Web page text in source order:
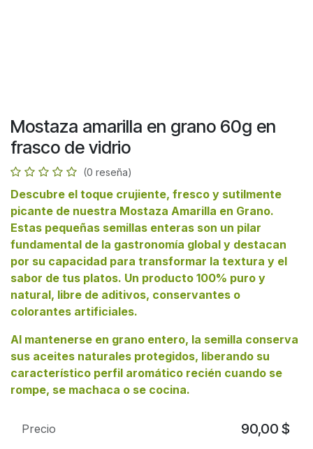
Mostaza amarilla en grano 60g en
frasco de vidrio
(0 reseña)
Descubre el toque crujiente, fresco y sutilmente
picante de nuestra Mostaza Amarilla en Grano.
Estas pequeñas semillas enteras son un pilar
fundamental de la gastronomía global y destacan
por su capacidad para transformar la textura y el
sabor de tus platos. Un producto 100% puro y
natural, libre de aditivos, conservantes o
colorantes artificiales.
Al mantenerse en grano entero, la semilla conserva
sus aceites naturales protegidos, liberando su
característico perfil aromático recién cuando se
rompe, se machaca o se cocina.
Precio 90,00 $